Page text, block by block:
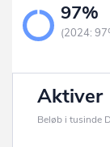
97%
(2024:
Aktiver
Beløb i tusinde